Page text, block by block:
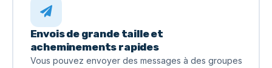
Envois de grande taille et
acheminements rapides
Vous pouvez envoyer des messages à des groupes